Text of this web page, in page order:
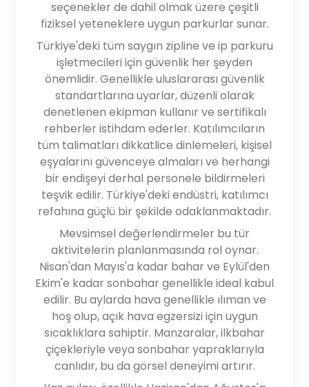
seçenekler de dahil olmak üzere çeşitli
fiziksel yeteneklere uygun parkurlar sunar.
Türkiye'deki tüm saygın zipline ve ip parkuru
işletmecileri için güvenlik her şeyden
önemlidir. Genellikle uluslararası güvenlik
standartlarına uyarlar, düzenli olarak
denetlenen ekipman kullanır ve sertifikalı
rehberler istihdam ederler. Katılımcıların
tüm talimatları dikkatlice dinlemeleri, kişisel
eşyalarını güvenceye almaları ve herhangi
bir endişeyi derhal personele bildirmeleri
teşvik edilir. Türkiye'deki endüstri, katılımcı
refahına güçlü bir şekilde odaklanmaktadır.
Mevsimsel değerlendirmeler bu tür
aktivitelerin planlanmasında rol oynar.
Nisan'dan Mayıs'a kadar bahar ve Eylül'den
Ekim'e kadar sonbahar genellikle ideal kabul
edilir. Bu aylarda hava genellikle ılıman ve
hoş olup, açık hava egzersizi için uygun
sıcaklıklara sahiptir. Manzaralar, ilkbahar
çiçekleriyle veya sonbahar yapraklarıyla
canlıdır, bu da görsel deneyimi artırır.